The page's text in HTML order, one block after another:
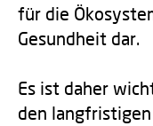
für die
Gesundheit dar.
Es ist daher
den